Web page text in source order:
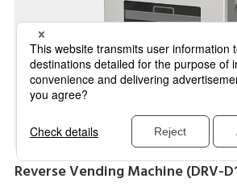
Reverse Vending Machine (DRV-